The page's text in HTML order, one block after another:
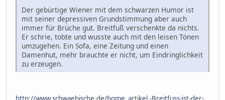
Der gebürtige Wiener mit dem schwarzen Humor ist
mit seiner depressiven Grundstimmung aber auch
immer für Brüche gut. Breitfuß verschenkte da nichts.
Er schrie, tobte und wusste auch mit den leisen Tönen
umzugehen. Ein Sofa, eine Zeitung und einen
Damenhut, mehr brauchte er nicht, um Eindringlichkeit
zu erzeugen.